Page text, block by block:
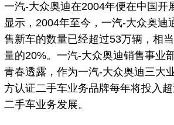
一汽-大众奥迪在2004年便在中国开
显示，2004年至今，一汽-大众奥迪
售新车的数量已经超过53万辆，相
量的20%。一汽-大众奥迪销售事业
青春透露，作为一汽-大众奥迪三大
方认证二手车业务品牌每年将投入
二手车业务发展。